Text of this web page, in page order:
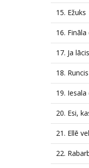
15. Ežuks
16.
17. Ja
18.
19. Iesala
20. Esi,
21. Ellē
22.